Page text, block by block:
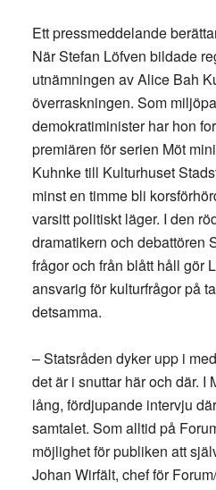
Ett pressmeddelande
När Stefan Löfven bildade
utnämningen av Alice Bah
överraskningen. Som
demokratiminister har hon
premiären för serien Möt
Kuhnke till Kulturhuset
minst en timme bli
varsitt politiskt läger. I den
dramatikern och debattören
frågor och från blått håll gör
ansvarig för kulturfrågor på
detsamma.
– Statsråden dyker upp i
det är i snuttar här och där. I
lång, fördjupande intervju
samtalet. Som alltid på
möjlighet för publiken att
Johan Wirfält, chef för